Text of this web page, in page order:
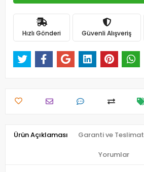
Hızlı Gönderi Güvenli Alışveriş
Ürün Açıklaması Garanti ve Teslimat
Yorumlar